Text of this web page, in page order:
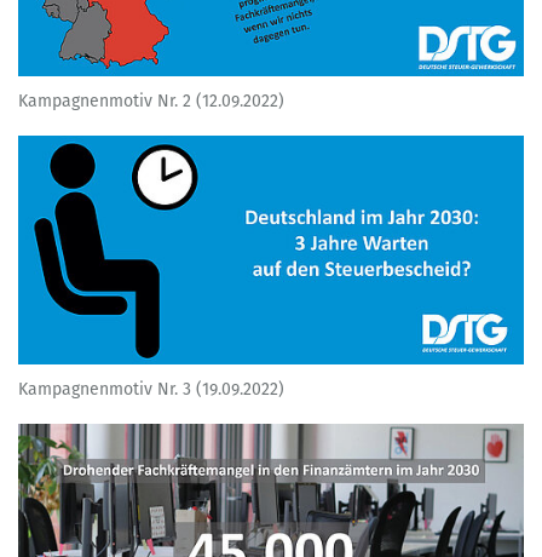
Kampagnenmotiv Nr. 2 (12.09.2022)
Kampagnenmotiv Nr. 3 (19.09.2022)